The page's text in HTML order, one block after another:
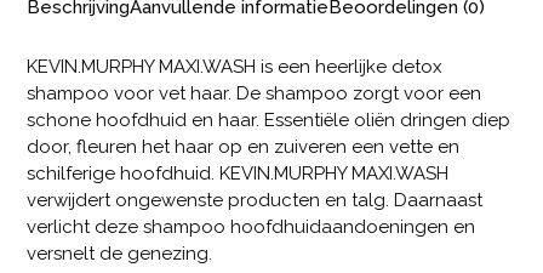
BeschrijvingAanvullende informatieBeoordelingen (0)
KEVIN.MURPHY MAXI.WASH is een heerlijke detox
shampoo voor vet haar. De shampoo zorgt voor een
schone hoofdhuid en haar. Essentiële oliën dringen diep
door, fleuren het haar op en zuiveren een vette en
schilferige hoofdhuid. KEVIN.MURPHY MAXI.WASH
verwijdert ongewenste producten en talg. Daarnaast
verlicht deze shampoo hoofdhuidaandoeningen en
versnelt de genezing.